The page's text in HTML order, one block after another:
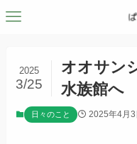
オオサン
水族館
2025
3/25
日々のこと 2025年4月3